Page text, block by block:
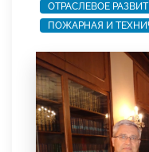
ОТРАСЛЕВОЕ
ПОЖАРНАЯ И